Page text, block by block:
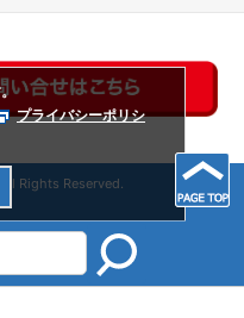
Rights Reserved.
プライバシーポリシ